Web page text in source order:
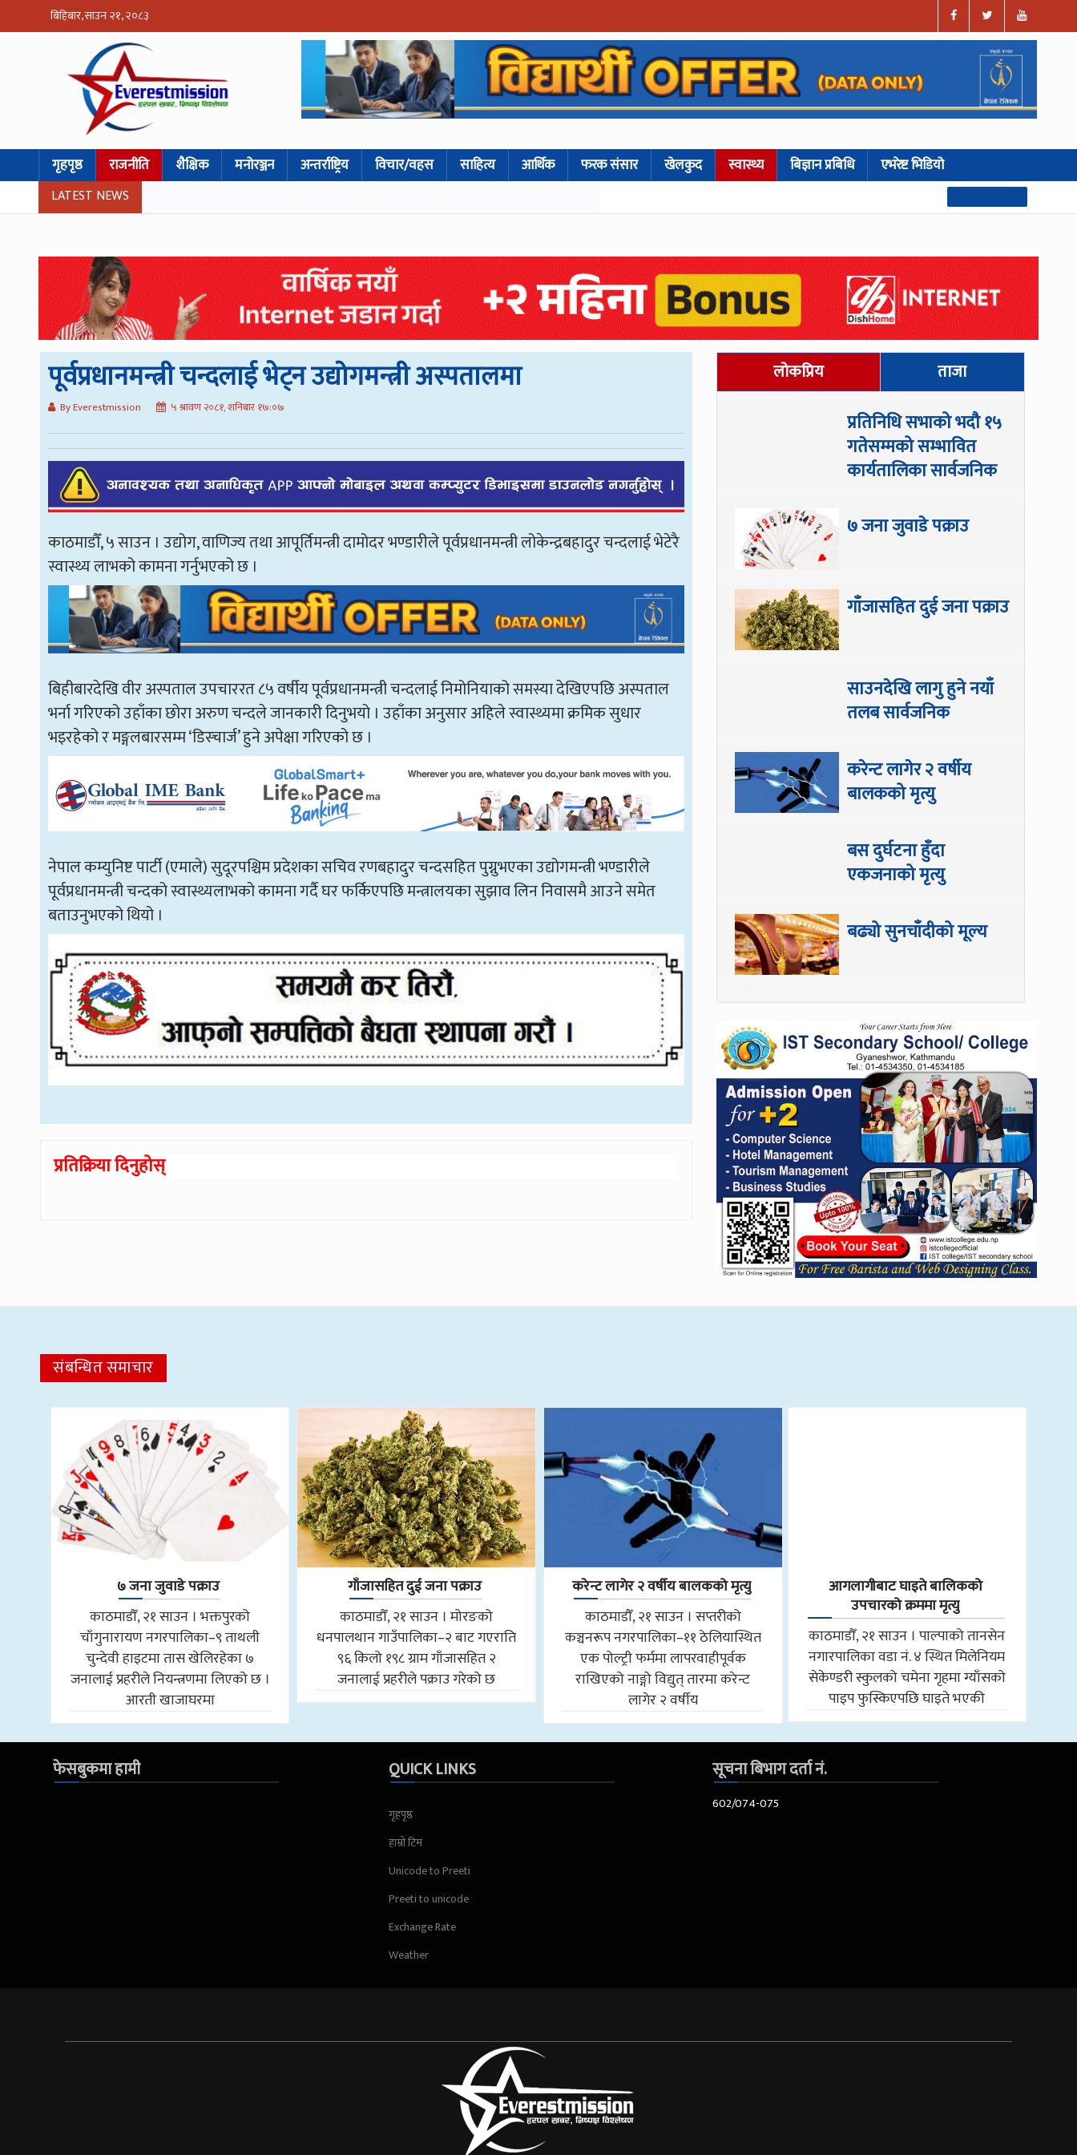
बिहिबार, साउन २१, २०८३
गृहपृष्ठ राजनीति शैक्षिक मनोरञ्जन अन्तर्राष्ट्रिय विचार/वहस साहित्य आर्थिक फरक संसार खेलकुद स्वास्थ्य बिज्ञान प्रबिधि एभरेष्ट भिडियो
LATEST NEWS
पूर्वप्रधानमन्त्री चन्दलाई भेट्न उद्योगमन्त्री अस्पतालमा
By Everestmission ५ श्रावण २०८१, शनिबार १७:०७
काठमाडौँ, ५ साउन । उद्योग, वाणिज्य तथा आपूर्तिमन्त्री दामोदर भण्डारीले पूर्वप्रधानमन्त्री लोकेन्द्रबहादुर चन्दलाई भेटेरै
स्वास्थ्य लाभको कामना गर्नुभएको छ ।
बिहीबारदेखि वीर अस्पताल उपचाररत ८५ वर्षीय पूर्वप्रधानमन्त्री चन्दलाई निमोनियाको समस्या देखिएपछि अस्पताल
भर्ना गरिएको उहाँका छोरा अरुण चन्दले जानकारी दिनुभयो । उहाँका अनुसार अहिले स्वास्थ्यमा क्रमिक सुधार
भइरहेको र मङ्गलबारसम्म ‘डिस्चार्ज’ हुने अपेक्षा गरिएको छ ।
नेपाल कम्युनिष्ट पार्टी (एमाले) सुदूरपश्चिम प्रदेशका सचिव रणबहादुर चन्दसहित पुग्नुभएका उद्योगमन्त्री भण्डारीले
पूर्वप्रधानमन्त्री चन्दको स्वास्थ्यलाभको कामना गर्दै घर फर्किएपछि मन्त्रालयका सुझाव लिन निवासमै आउने समेत
बताउनुभएको थियो ।
प्रतिक्रिया दिनुहोस्
लोकप्रिय ताजा
प्रतिनिधि सभाको भदौ १५
गतेसम्मको सम्भावित
कार्यतालिका सार्वजनिक
७ जना जुवाडे पक्राउ
गाँजासहित दुई जना पक्राउ
साउनदेखि लागु हुने नयाँ
तलब सार्वजनिक
करेन्ट लागेर २ वर्षीय
बालकको मृत्यु
बस दुर्घटना हुँदा
एकजनाको मृत्यु
बढ्यो सुनचाँदीको मूल्य
संबन्धित समाचार
७ जना जुवाडे पक्राउ
काठमाडौँ, २१ साउन । भक्तपुरको
चाँगुनारायण नगरपालिका–९ ताथली
चुन्देवी हाइटमा तास खेलिरहेका ७
जनालाई प्रहरीले नियन्त्रणमा लिएको छ ।
आरती खाजाघरमा
गाँजासहित दुई जना पक्राउ
काठमाडौँ, २१ साउन । मोरङको
धनपालथान गाउँपालिका–२ बाट गएराति
९६ किलो १९८ ग्राम गाँजासहित २
जनालाई प्रहरीले पक्राउ गरेको छ
करेन्ट लागेर २ वर्षीय बालकको मृत्यु
काठमाडौँ, २१ साउन । सप्तरीको
कञ्चनरूप नगरपालिका–११ ठेलियास्थित
एक पोल्ट्री फर्ममा लापरवाहीपूर्वक
राखिएको नाङ्गो विद्युत् तारमा करेन्ट
लागेर २ वर्षीय
आगलागीबाट घाइते बालिकको
उपचारको क्रममा मृत्यु
काठमाडौँ, २१ साउन । पाल्पाको तानसेन
नगारपालिका वडा नं. ४ स्थित मिलेनियम
सेकेण्डरी स्कुलको चमेना गृहमा ग्याँसको
पाइप फुस्किएपछि घाइते भएकी
फेसबुकमा हामी QUICK LINKS
गृहपृष्ठ
हाम्रो टिम
Unicode to Preeti
Preeti to unicode
Exchange Rate
Weather
सूचना बिभाग दर्ता नं.
602/074-075